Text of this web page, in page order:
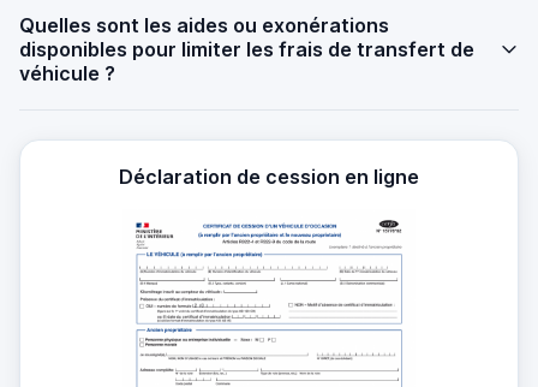
Quelles sont les aides ou exonérations
disponibles pour limiter les frais de transfert de
véhicule ?
Déclaration de cession en ligne